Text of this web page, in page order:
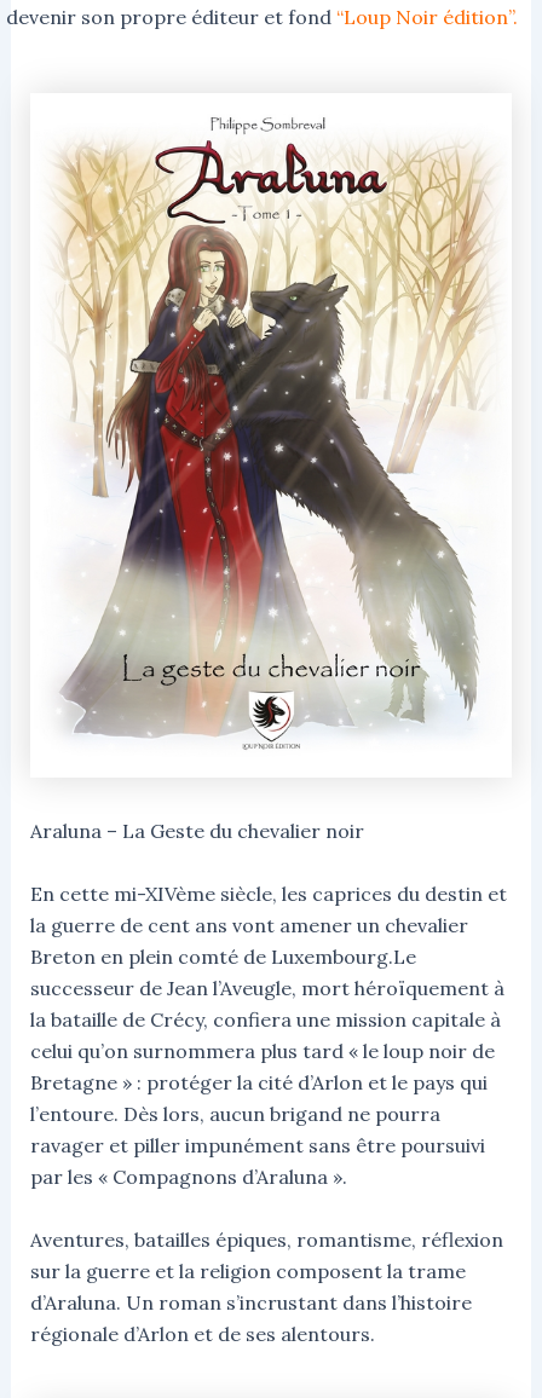
devenir son propre éditeur et fond “Loup Noir édition”.
Araluna – La Geste du chevalier noir
En cette mi-XIVème siècle, les caprices du destin et
la guerre de cent ans vont amener un chevalier
Breton en plein comté de Luxembourg.Le
successeur de Jean l’Aveugle, mort héroïquement à
la bataille de Crécy, confiera une mission capitale à
celui qu’on surnommera plus tard « le loup noir de
Bretagne » : protéger la cité d’Arlon et le pays qui
l’entoure. Dès lors, aucun brigand ne pourra
ravager et piller impunément sans être poursuivi
par les « Compagnons d’Araluna ».
Aventures, batailles épiques, romantisme, réflexion
sur la guerre et la religion composent la trame
d’Araluna. Un roman s’incrustant dans l’histoire
régionale d’Arlon et de ses alentours.